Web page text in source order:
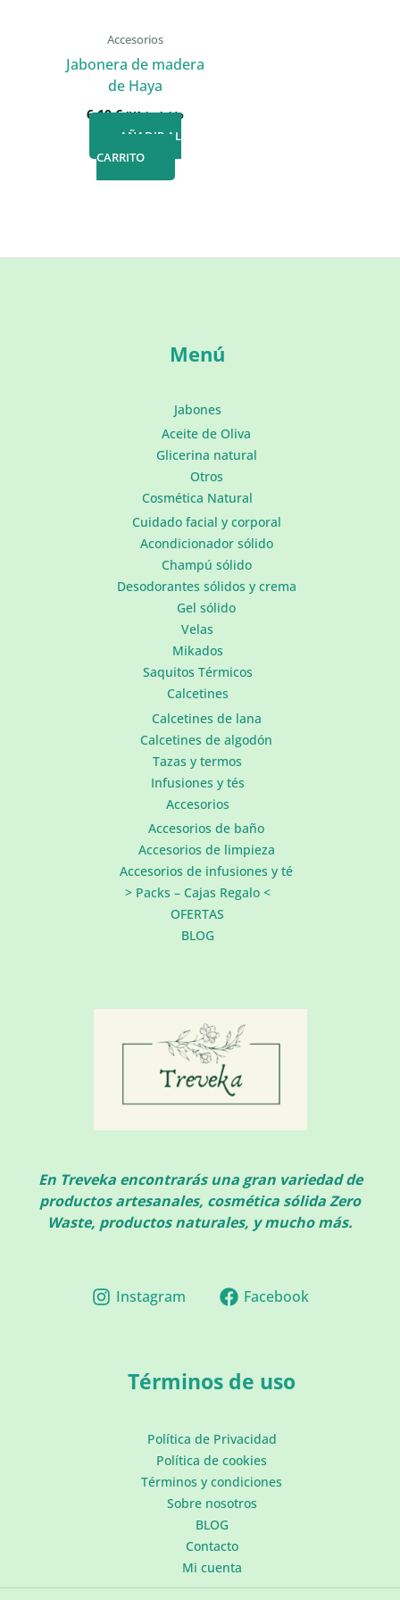
Accesorios
Jabonera de madera
de Haya
6,10€ IVA incluido
AÑADIR AL
CARRITO
Menú
Jabones
Aceite de Oliva
Glicerina natural
Otros
Cosmética Natural
Cuidado facial y corporal
Acondicionador sólido
Champú sólido
Desodorantes sólidos y crema
Gel sólido
Velas
Mikados
Saquitos Térmicos
Calcetines
Calcetines de lana
Calcetines de algodón
Tazas y termos
Infusiones y tés
Accesorios
Accesorios de baño
Accesorios de limpieza
Accesorios de infusiones y té
> Packs – Cajas Regalo <
OFERTAS
BLOG
En Treveka encontrarás una gran variedad de
productos artesanales, cosmética sólida Zero
Waste, productos naturales, y mucho más.
Instagram Facebook
Términos de uso
Política de Privacidad
Política de cookies
Términos y condiciones
Sobre nosotros
BLOG
Contacto
Mi cuenta